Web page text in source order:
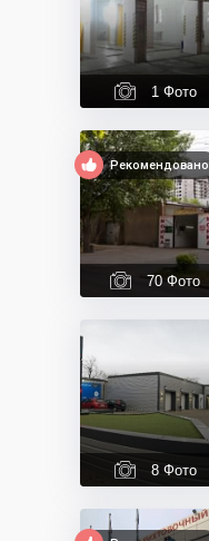
1 Фото
Рекомендовано
70 Фото
8 Фото